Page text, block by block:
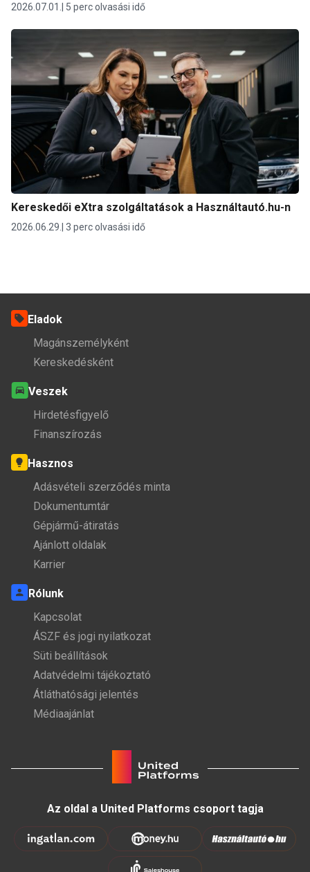
2026.07.01. 5 perc olvasási idő
Kereskedői eXtra szolgáltatások a Használtautó.hu-n
2026.06.29. 3 perc olvasási idő
Eladok
Magánszemélyként
Kereskedésként
Veszek
Hirdetésfigyelő
Finanszírozás
Hasznos
Adásvételi szerződés minta
Dokumentumtár
Gépjármű-átiratás
Ajánlott oldalak
Karrier
Rólunk
Kapcsolat
ÁSZF és jogi nyilatkozat
Süti beállítások
Adatvédelmi tájékoztató
Átláthatósági jelentés
Médiaajánlat
Az oldal a United Platforms csoport tagja